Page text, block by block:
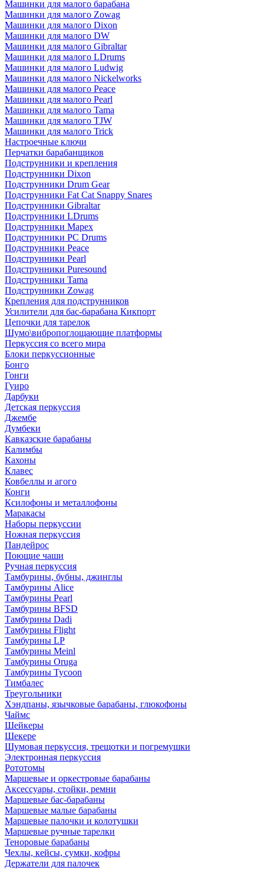
Машинки для малого барабана
Машинки для малого Zowag
Машинки для малого Dixon
Машинки для малого DW
Машинки для малого Gibraltar
Машинки для малого LDrums
Машинки для малого Ludwig
Машинки для малого Nickelworks
Машинки для малого Peace
Машинки для малого Pearl
Машинки для малого Tama
Машинки для малого TJW
Машинки для малого Trick
Настроечные ключи
Перчатки барабанщиков
Подструнники и крепления
Подструнники Dixon
Подструнники Drum Gear
Подструнники Fat Cat Snappy Snares
Подструнники Gibraltar
Подструнники LDrums
Подструнники Mapex
Подструнники PC Drums
Подструнники Peace
Подструнники Pearl
Подструнники Puresound
Подструнники Tama
Подструнники Zowag
Крепления для подструнников
Усилители для бас-барабана Кикпорт
Цепочки для тарелок
Шумо\вибропоглощающие платформы
Перкуссия со всего мира
Блоки перкуссионные
Бонго
Гонги
Гуиро
Дарбуки
Детская перкуссия
Джембе
Думбеки
Кавказские барабаны
Калимбы
Кахоны
Клавес
Ковбеллы и агого
Конги
Ксилофоны и металлофоны
Маракасы
Наборы перкуссии
Ножная перкуссия
Пандейрос
Поющие чаши
Ручная перкуссия
Тамбурины, бубны, джинглы
Тамбурины Alice
Тамбурины Pearl
Тамбурины BFSD
Тамбурины Dadi
Тамбурины Flight
Тамбурины LP
Тамбурины Meinl
Тамбурины Oruga
Тамбурины Tycoon
Тимбалес
Треугольники
Хэндпаны, язычковые барабаны, глюкофоны
Чаймс
Шейкеры
Шекере
Шумовая перкуссия, трещотки и погремушки
Электронная перкуссия
Рототомы
Маршевые и оркестровые барабаны
Аксессуары, стойки, ремни
Маршевые бас-барабаны
Маршевые малые барабаны
Маршевые палочки и колотушки
Маршевые ручные тарелки
Теноровые барабаны
Чехлы, кейсы, сумки, кофры
Держатели для палочек